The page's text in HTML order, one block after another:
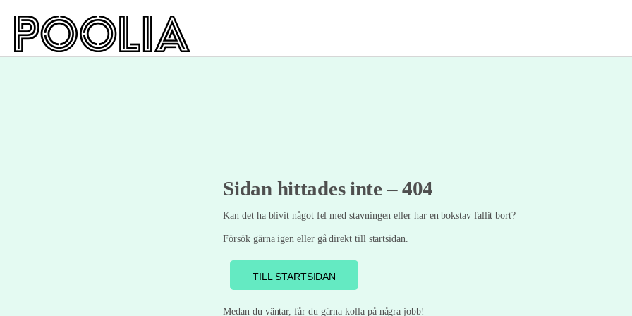
Sidan hittades inte – 404
Kan det ha blivit något fel med stavningen eller har en bokstav fallit bort?
Försök gärna igen eller gå direkt till startsidan.
TILL STARTSIDAN
Medan du väntar, får du gärna kolla på några jobb!